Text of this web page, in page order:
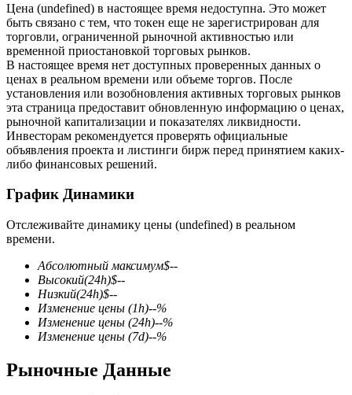
USDT-фьючерсы
Фьючерсы с использованием USDT в качестве
обеспечения
Фьючерсы на COIN-M
Криптовалютные фьючерсы
TradFi
Деривативы на акции, форекс, драгоценные металлы и
сырьевые товары
Цена (undefined) в настоящее время недоступна. Это может
быть связано с тем, что токен еще не зарегистрирован для
торговли, ограниченной рыночной активностью или
временной приостановкой торговых рынков.
В настоящее время нет доступных проверенных данных о
ценах в реальном времени или объеме торгов. После
установления или возобновления активных торговых рынков
эта страница предоставит обновленную информацию о ценах,
рыночной капитализации и показателях ликвидности.
Инвесторам рекомендуется проверять официальные
объявления проекта и листинги бирж перед принятием каких-
либо финансовых решений.
График Динамики
Отслеживайте динамику цены (undefined) в реальном
времени.
Абсолютный максимум$--
Высокий(24h)$--
Низкий(24h)$--
Изменение цены (1h)--%
Изменение цены (24h)--%
Изменение цены (7d)--%
Рыночные Данные